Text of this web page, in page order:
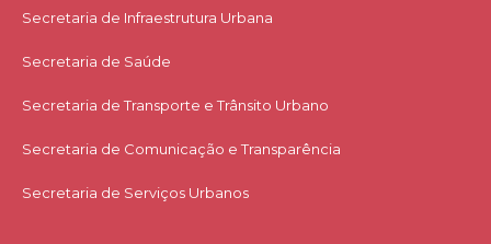
Secretaria de Infraestrutura Urbana
Secretaria de Saúde
Secretaria de Transporte e Trânsito Urbano
Secretaria de Comunicação e Transparência
Secretaria de Serviços Urbanos